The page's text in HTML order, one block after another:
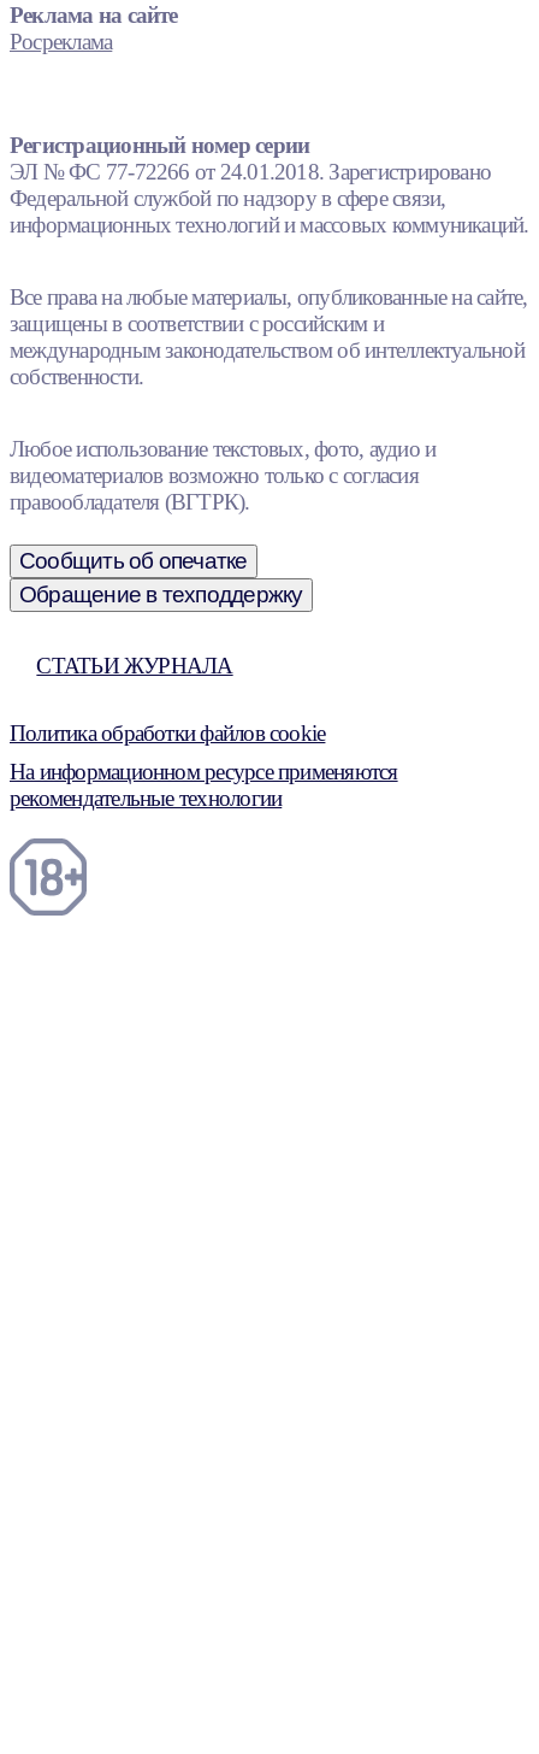
Реклама на сайте
Росреклама
Регистрационный номер серии
ЭЛ № ФС 77-72266 от 24.01.2018. Зарегистрировано
Федеральной службой по надзору в сфере связи,
информационных технологий и массовых коммуникаций.
Все права на любые материалы, опубликованные на сайте,
защищены в соответствии с российским и
международным законодательством об интеллектуальной
собственности.
Любое использование текстовых, фото, аудио и
видеоматериалов возможно только с согласия
правообладателя (ВГТРК).
Сообщить об опечатке
Обращение в техподдержку
СТАТЬИ ЖУРНАЛА
Политика обработки файлов cookie
На информационном ресурсе применяются
рекомендательные технологии